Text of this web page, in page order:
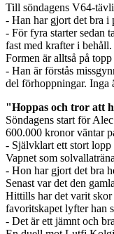
Till söndagens V64-
- Han har gjort det bra i
- För fyra starter sedan
fast med krafter i
Formen är alltså på
- Han är förstås
del förhoppningar. Inga
"Hoppas och tror att
Söndagens start för
600.000 kronor väntar
- Självklart ett stort
Vapnet som
- Hon har gjort det bra
Senast var det den
Hittills har det varit skor
favoritskapet lyfter han
- Det är ett jämnt och